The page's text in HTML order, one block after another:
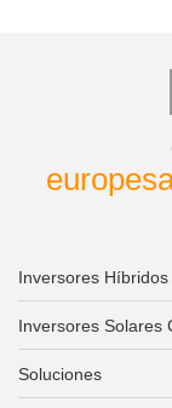
Inversores
Inversores Solares
Soluciones